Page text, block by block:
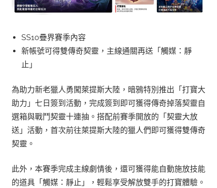
SS10疊界賽季內容
新帳號可得雙傳奇契靈，主線通關再送「觸媒：靜
止」
為助力新老獵人勇闖萊提斯大陸，暗鴉特別推出「打寶大
助力」七日簽到活動，完成簽到即可獲得傳奇掉落契靈自
選箱與戰鬥契靈十連抽。搭配前賽季開放的「契靈大放
送」活動，首次前往萊提斯大陸的獵人們即可獲得雙傳奇
契靈。
此外，本賽季完成主線劇情後，還可獲得能自動施放技能
的道具「觸媒：靜止」，輕鬆享受解放雙手的打寶體驗。